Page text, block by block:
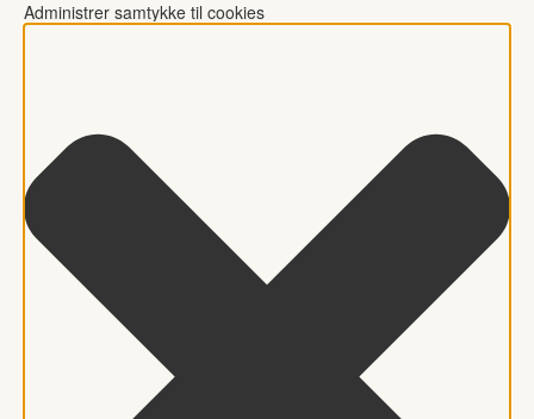
Administrer samtykke til cookies